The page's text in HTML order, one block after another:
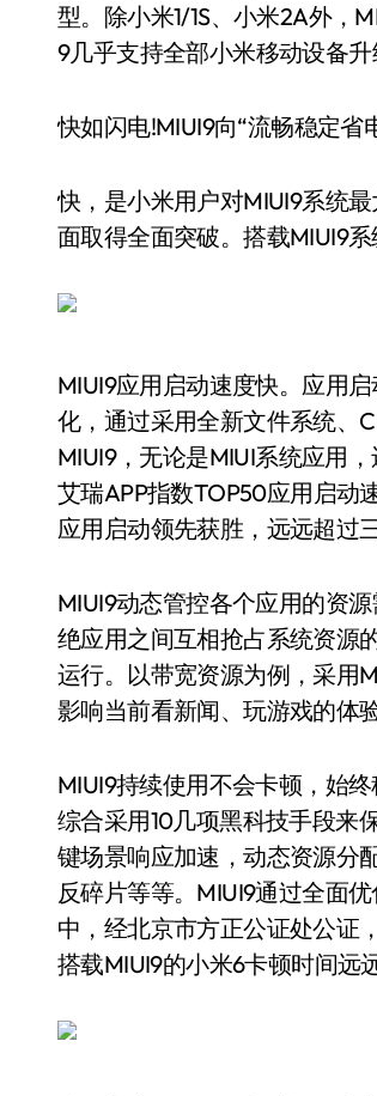
型。除小米1/1S、小米2A外，
9几乎支持全部小米移动设备
快如闪电!MIUI9向“流畅稳定省
快，是小米用户对MIUI9系统
面取得全面突破。搭载MIUI9
MIUI9应用启动速度快。应用
化，通过采用全新文件系统、
MIUI9，无论是MIUI系统应用
艾瑞APP指数TOP50应用启动
应用启动领先获胜，远远超过三
MIUI9动态管控各个应用的资
绝应用之间互相抢占系统资源
运行。以带宽资源为例，采用
影响当前看新闻、玩游戏的体验
MIUI9持续使用不会卡顿，始
综合采用10几项黑科技手段来
键场景响应加速，动态资源分
反碎片等等。MIUI9通过全面
中，经北京市方正公证处公证
搭载MIUI9的小米6卡顿时间远